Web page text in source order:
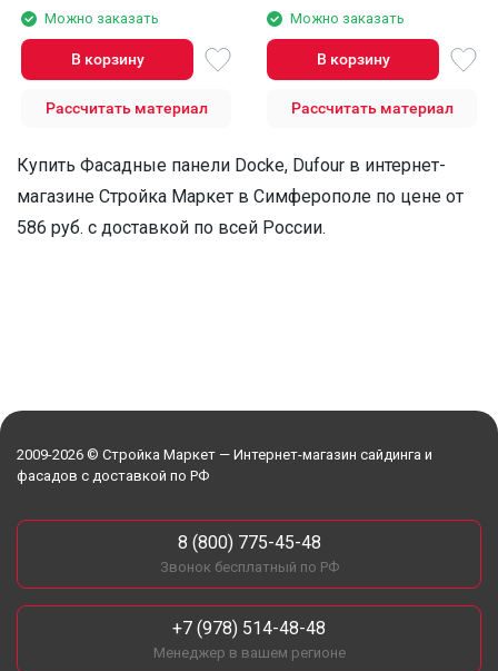
Можно заказать
В корзину
Рассчитать материал
Можно заказать
В корзину
Рассчитать материал
Купить Фасадные панели Docke, Dufour в интернет-
магазине Стройка Маркет в Симферополe по цене от
586 руб. с доставкой по всей России.
2009-2026 © Стройка Маркет — Интернет-магазин сайдинга и
фасадов с доставкой по РФ
8 (800) 775-45-48
Звонок бесплатный по РФ
+7 (978) 514-48-48
Менеджер в вашем регионе